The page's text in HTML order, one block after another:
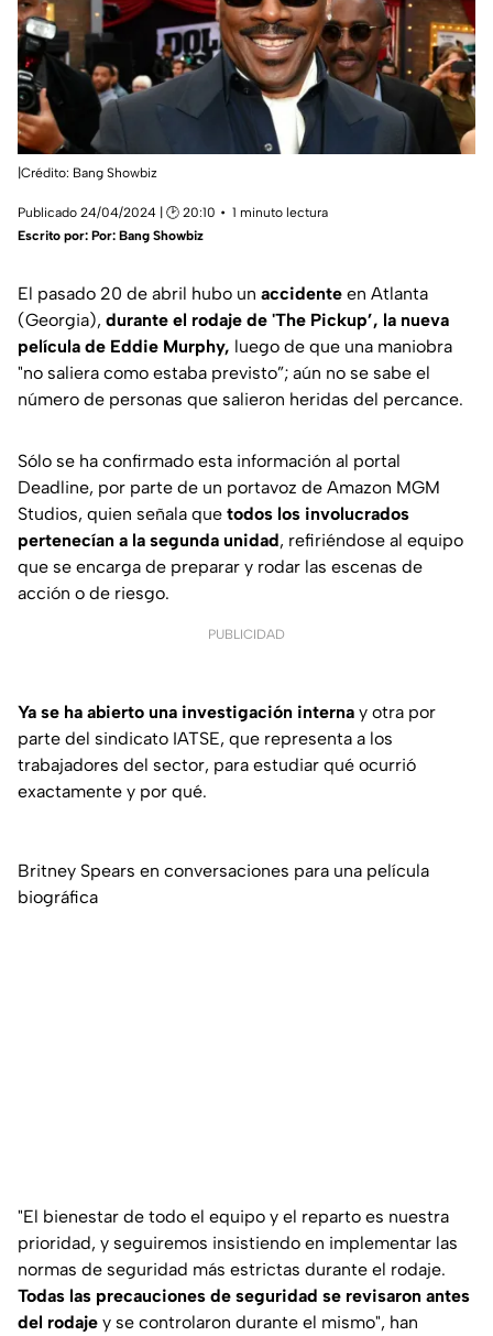
|Crédito: Bang Showbiz
Publicado 24/04/2024 | 🕑 20:10
1 minuto lectura
Escrito por: Por: Bang Showbiz
El pasado 20 de abril hubo un accidente en Atlanta
(Georgia), durante el rodaje de 'The Pickup’, la nueva
película de Eddie Murphy, luego de que una maniobra
"no saliera como estaba previsto”; aún no se sabe el
número de personas que salieron heridas del percance.
Sólo se ha confirmado esta información al portal
Deadline, por parte de un portavoz de Amazon MGM
Studios, quien señala que todos los involucrados
pertenecían a la segunda unidad, refiriéndose al equipo
que se encarga de preparar y rodar las escenas de
acción o de riesgo.
PUBLICIDAD
Ya se ha abierto una investigación interna y otra por
parte del sindicato IATSE, que representa a los
trabajadores del sector, para estudiar qué ocurrió
exactamente y por qué.
Britney Spears en conversaciones para una película
biográfica
"El bienestar de todo el equipo y el reparto es nuestra
prioridad, y seguiremos insistiendo en implementar las
normas de seguridad más estrictas durante el rodaje.
Todas las precauciones de seguridad se revisaron antes
del rodaje y se controlaron durante el mismo", han